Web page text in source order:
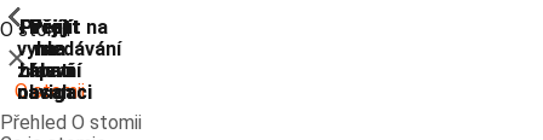
Přejít na
vyhledávání
Přejít
na
hlavní
navigaci
Přejít
na
hlavní
navigaci
Přejít
na
hlavní
obsah
Přejít
na
zápatí
O stomii
ShowPrevious
Zavřít
O stomii
Přehled O stomii
ShowPrevious
ShowPrevious
ShowPrevious
ShowPrevious
ShowPrevious
ShowPrevious
ShowPrevious